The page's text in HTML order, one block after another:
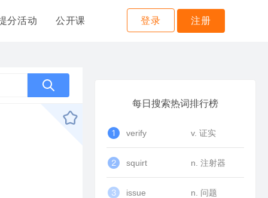
分活动 公开课 登录 注册
每日搜索热词排行榜
verify v. 证实
squirt n. 注射器
issue n. 问题